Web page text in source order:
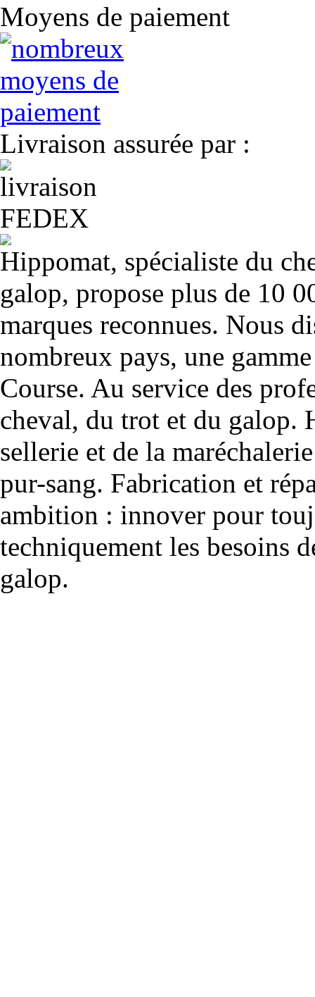
Moyens de paiement
Livraison assurée par :
Hippomat, spécialiste du
galop, propose plus de 10
marques reconnues. Nous
nombreux pays, une
Course. Au service des
cheval, du trot et du galop.
sellerie et de la
pur-sang. Fabrication et
ambition : innover pour
techniquement les besoins
galop.